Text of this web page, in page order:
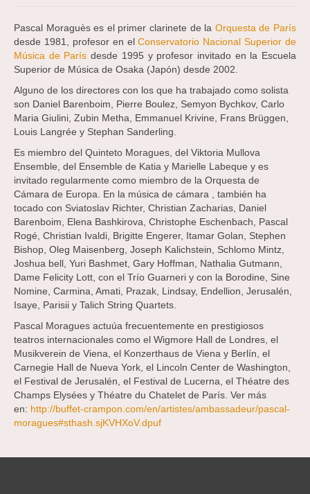
Pascal Moraguès es el primer clarinete de la Orquesta de París
desde 1981, profesor en elConservatorio Nacional Superior de
Música de París desde 1995 y profesor invitado en la Escuela
Superior de Música de Osaka (Japón) desde 2002.
Alguno de los directores con los que ha trabajado como solista
son Daniel Barenboim, Pierre Boulez, Semyon Bychkov, Carlo
Maria Giulini, Zubin Metha, Emmanuel Krivine, Frans Brüggen,
Louis Langrée y Stephan Sanderling.
Es miembro del Quinteto Moragues, del Viktoria Mullova
Ensemble, del Ensemble de Katia y Marielle Labeque y es
invitado regularmente como miembro de la Orquesta de
Cámara de Europa. En la música de cámara , también ha
tocado con Sviatoslav Richter, Christian Zacharias, Daniel
Barenboim, Elena Bashkirova, Christophe Eschenbach, Pascal
Rogé, Christian Ivaldi, Brigitte Engerer, Itamar Golan, Stephen
Bishop, Oleg Maisenberg, Joseph Kalichstein, Schlomo Mintz,
Joshua bell, Yuri Bashmet, Gary Hoffman, Nathalia Gutmann,
Dame Felicity Lott, con el Trío Guarneri y con la Borodine, Sine
Nomine, Carmina, Amati, Prazak, Lindsay, Endellion, Jerusalén,
Isaye, Parisii y Talich String Quartets.
Pascal Moragues actuúa frecuentemente en prestigiosos
teatros internacionales como el Wigmore Hall de Londres, el
Musikverein de Viena, el Konzerthaus de Viena y Berlín, el
Carnegie Hall de Nueva York, el Lincoln Center de Washington,
el Festival de Jerusalén, el Festival de Lucerna, el Théatre des
Champs Elysées y Théatre du Chatelet de París. Ver más
en: http://buffet-crampon.com/en/artistes/ambassadeur/pascal-
moragues#sthash.sjKVHXoV.dpuf